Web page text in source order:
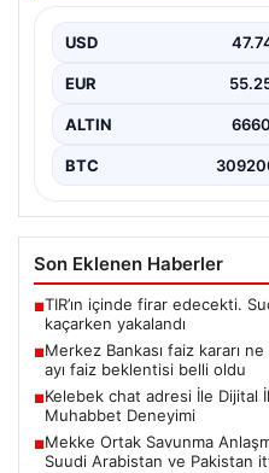
USD
EUR
ALTIN
BTC
Son Eklenen Haberler
■TIR’ın içinde firar edecekti.
kaçarken yakalandı
■Merkez Bankası faiz kararı
ayı faiz beklentisi belli oldu
■Kelebek chat adresi İle Dijital
Muhabbet Deneyimi
■Mekke Ortak Savunma
Suudi Arabistan ve Pakistan